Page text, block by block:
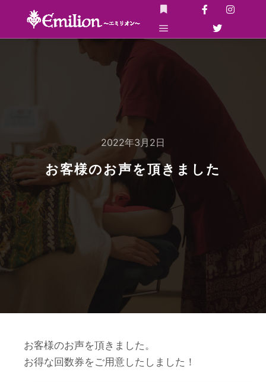
詳細
メインメニュー
2022年3月2日
お客様のお声を頂きました
お客様のお声を頂きました。
お得な回数券をご用意したしました！